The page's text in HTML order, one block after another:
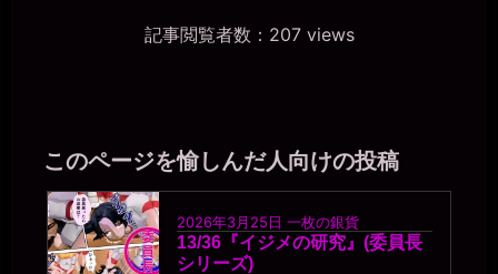
記事閲覧者数：207 views
このページを愉しんだ人向けの投稿
2026年3月25日 一枚の銀貨
13/36『イジメの研究』(委員長
シリーズ)